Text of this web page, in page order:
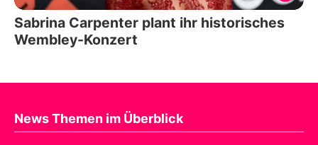
Sabrina Carpenter plant ihr historisches
Wembley-Konzert
News Themen im Überblick